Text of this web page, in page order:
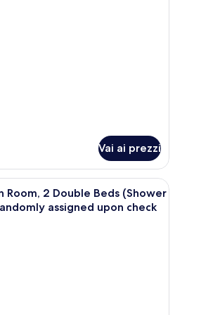
Vai ai prezzi
e vista sulla città.
Camera d'albergo con una grande TV a
Room, 2 Double Beds (Shower
assigned upon check